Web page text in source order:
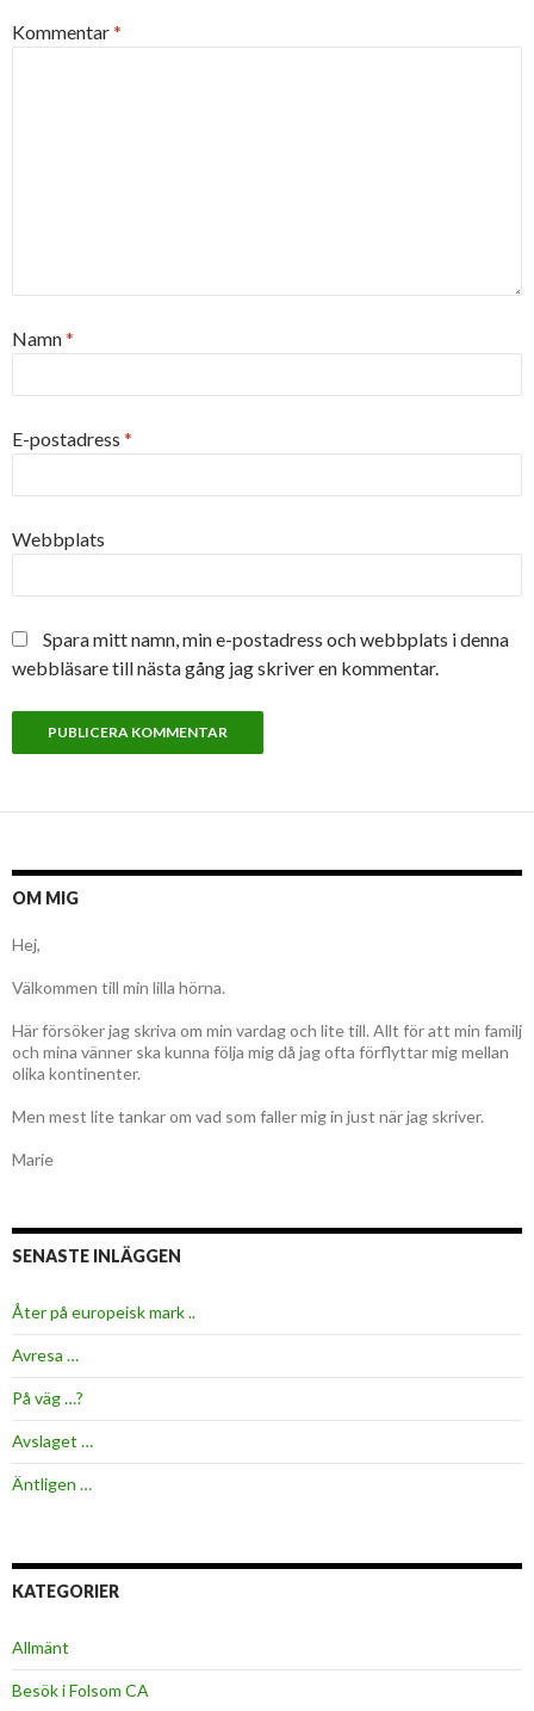
Kommentar*
Namn*
E-postadress *
Webbplats
Spara mitt namn, min e-postadress och webbplats i denna
webbläsare till nästa gång jag skriver en kommentar.
OM MIG
Hej,
Välkommen till min lilla hörna.
Här försöker jag skriva om min vardag och lite till. Allt för att min familj
och mina vänner ska kunna följa mig då jag ofta förflyttar mig mellan
olika kontinenter.
Men mest lite tankar om vad som faller mig in just när jag skriver.
Marie
SENASTE INLÄGGEN
Åter på europeisk mark ..
Avresa …
På väg …?
Avslaget …
Äntligen …
KATEGORIER
Allmänt
Besök i Folsom CA